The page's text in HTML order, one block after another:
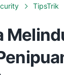
TipsTrik